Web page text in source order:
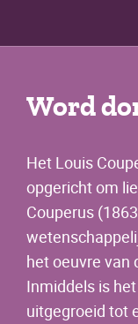
Word
Het Louis
opgericht om
Couperus
het oeuvre van
Inmiddels is
uitgegroeid tot